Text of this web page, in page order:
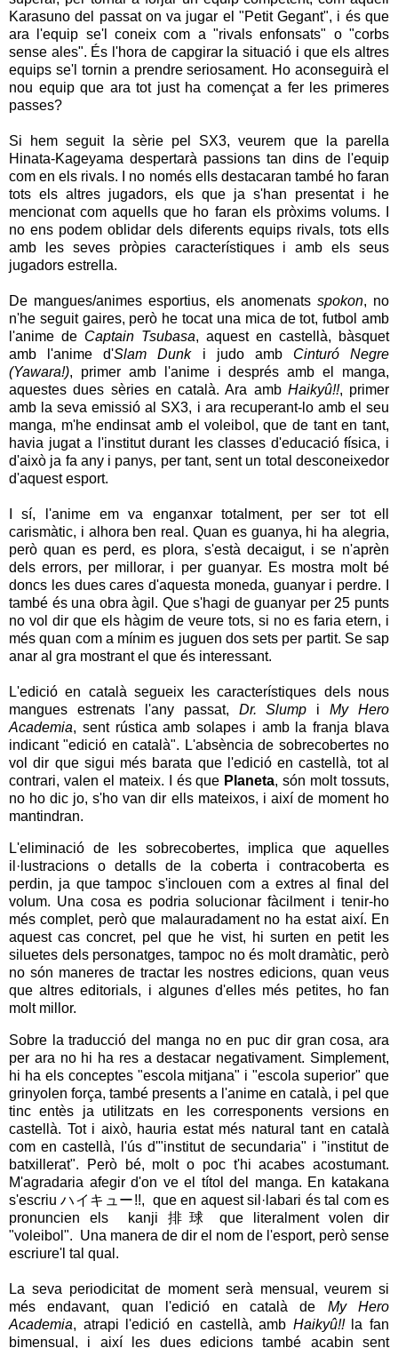
Karasuno del passat on va jugar el "Petit Gegant", i és que
ara l'equip se'l coneix com a "rivals enfonsats" o "corbs
sense ales". És l'hora de capgirar la situació i que els altres
equips se'l tornin a prendre seriosament. Ho aconseguirà el
nou equip que ara tot just ha començat a fer les primeres
passes?
Si hem seguit la sèrie pel SX3, veurem que la parella
Hinata-Kageyama despertarà passions tan dins de l'equip
com en els rivals. I no només ells destacaran també ho faran
tots els altres jugadors, els que ja s'han presentat i he
mencionat com aquells que ho faran els pròxims volums. I
no ens podem oblidar dels diferents equips rivals, tots ells
amb les seves pròpies característiques i amb els seus
jugadors estrella.
De mangues/animes esportius, els anomenats spokon, no
n'he seguit gaires, però he tocat una mica de tot, futbol amb
l'anime de Captain Tsubasa, aquest en castellà, bàsquet
amb l'anime d'Slam Dunki judo amb Cinturó Negre
(Yawara!), primer amb l'anime i després amb el manga,
aquestes dues sèries en català. Ara amb Haikyû!!, primer
amb la seva emissió al SX3, i ara recuperant-lo amb el seu
manga, m'he endinsat amb el voleibol, que de tant en tant,
havia jugat a l'institut durant les classes d'educació física, i
d'això ja fa any i panys, per tant, sent un total desconeixedor
d'aquest esport.
I sí, l'anime em va enganxar totalment, per ser tot ell
carismàtic, i alhora ben real. Quan es guanya, hi ha alegria,
però quan es perd, es plora, s'està decaigut, i se n'aprèn
dels errors, per millorar, i per guanyar. Es mostra molt bé
doncs les dues cares d'aquesta moneda, guanyar i perdre. I
també és una obra àgil. Que s'hagi de guanyar per 25 punts
no vol dir que els hàgim de veure tots, si no es faria etern, i
més quan com a mínim es juguen dos sets per partit. Se sap
anar al gra mostrant el que és interessant.
L'edició en català segueix les característiques dels nous
mangues estrenats l'any passat, Dr. Slump iMy Hero
Academia, sent rústica amb solapes i amb la franja blava
indicant "edició en català". L'absència de sobrecobertes no
vol dir que sigui més barata que l'edició en castellà, tot al
contrari, valen el mateix. I és que Planeta, són molt tossuts,
no ho dic jo, s'ho van dir ells mateixos, i així de moment ho
mantindran.
L'eliminació de les sobrecobertes, implica que aquelles
il·lustracions o detalls de la coberta i contracoberta es
perdin, ja que tampoc s'inclouen com a extres al final del
volum. Una cosa es podria solucionar fàcilment i tenir-ho
més complet, però que malauradament no ha estat així. En
aquest cas concret, pel que he vist, hi surten en petit les
siluetes dels personatges, tampoc no és molt dramàtic, però
no són maneres de tractar les nostres edicions, quan veus
que altres editorials, i algunes d'elles més petites, ho fan
molt millor.
Sobre la traducció del manga no en puc dir gran cosa, ara
per ara no hi ha res a destacar negativament. Simplement,
hi ha els conceptes "escola mitjana" i "escola superior" que
grinyolen força, també presents a l'anime en català, i pel que
tinc entès ja utilitzats en les corresponents versions en
castellà. Tot i això, hauria estat més natural tant en català
com en castellà, l'ús d'"institut de secundaria" i "institut de
batxillerat". Però bé, molt o poc t'hi acabes acostumant.
M'agradaria afegir d'on ve el títol del manga. En katakana
s'escriu ハイキュー!!, que en aquest sil·labari és tal com es
pronuncien els kanji 排球 que literalment volen dir
"voleibol". Una manera de dir el nom de l'esport, però sense
escriure'l tal qual.
La seva periodicitat de moment serà mensual, veurem si
més endavant, quan l'edició en català de My Hero
Academia, atrapi l'edició en castellà, amb Haikyû!!la fan
bimensual, i així les dues edicions també acabin sent